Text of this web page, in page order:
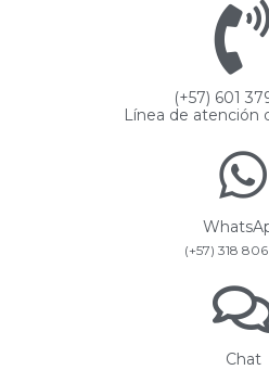
(+57) 601
Línea de atención
(+57) 318
Chat